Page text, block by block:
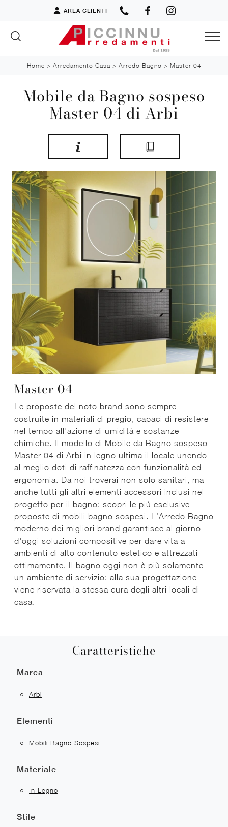
AREA CLIENTI
Home > Arredamento Casa > Arredo Bagno > Master 04
Mobile da Bagno sospeso
Master 04 di Arbi
Master 04
Le proposte del noto brand sono sempre
costruite in materiali di pregio, capaci di resistere
nel tempo all'azione di umidità e sostanze
chimiche. Il modello di Mobile da Bagno sospeso
Master 04 di Arbi in legno ultima il locale unendo
al meglio doti di raffinatezza con funzionalità ed
ergonomia. Da noi troverai non solo sanitari, ma
anche tutti gli altri elementi accessori inclusi nel
progetto per il bagno: scopri le più esclusive
proposte di mobili bagno sospesi. L’Arredo Bagno
moderno dei migliori brand garantisce al giorno
d'oggi soluzioni compositive per dare vita a
ambienti di alto contenuto estetico e attrezzati
ottimamente. Il bagno oggi non è più solamente
un ambiente di servizio: alla sua progettazione
viene riservata la stessa cura degli altri locali di
casa.
Caratteristiche
Marca
Arbi
Elementi
Mobili Bagno Sospesi
Materiale
In Legno
Stile